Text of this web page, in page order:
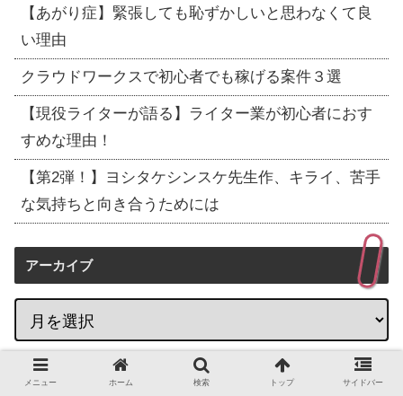
【あがり症】緊張しても恥ずかしいと思わなくて良
い理由
クラウドワークスで初心者でも稼げる案件３選
【現役ライターが語る】ライター業が初心者におす
すめな理由！
【第2弾！】ヨシタケシンスケ先生作、キライ、苦手
な気持ちと向き合うためには
アーカイブ
カテゴリー
メニュー ホーム 検索 トップ サイドバー